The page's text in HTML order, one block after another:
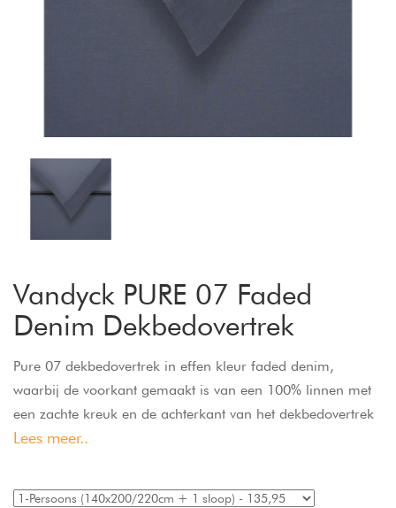
Vandyck PURE 07 Faded
Denim Dekbedovertrek
Pure 07 dekbedovertrek in effen kleur faded denim,
waarbij de voorkant gemaakt is van een 100% linnen met
een zachte kreuk en de achterkant van het dekbedovertrek
van een superzachte, katoensatijn 300 count, waardoor
gebruik van linnen is het materiaal van dit dekbedovertrek
Lees meer..